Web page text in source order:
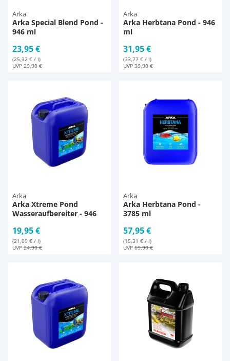
Arka
Arka Special Blend Pond -
946 ml
23,95 €
(25,32 € / l)
UVP 29,90 €
Arka
Arka Herbtana Pond - 946
ml
31,95 €
(33,77 € / l)
UVP 39,90 €
Arka
Arka Xtreme Pond
Wasseraufbereiter - 946
19,95 €
(21,09 € / l)
UVP 24,90 €
Arka
Arka Herbtana Pond -
3785 ml
57,95 €
(15,31 € / l)
UVP 69,90 €